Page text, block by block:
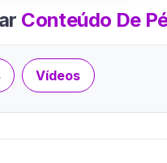
Conteúdo De
Vídeos